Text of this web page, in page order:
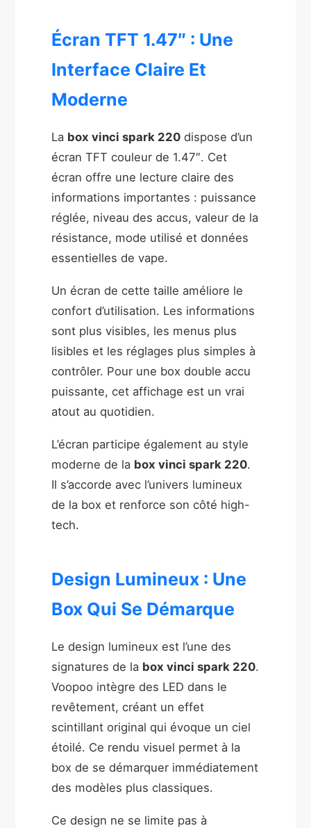
Écran TFT 1.47″ : Une
Interface Claire Et
Moderne
La box vinci spark 220 dispose d’un
écran TFT couleur de 1.47″. Cet
écran offre une lecture claire des
informations importantes : puissance
réglée, niveau des accus, valeur de la
résistance, mode utilisé et données
essentielles de vape.
Un écran de cette taille améliore le
confort d’utilisation. Les informations
sont plus visibles, les menus plus
lisibles et les réglages plus simples à
contrôler. Pour une box double accu
puissante, cet affichage est un vrai
atout au quotidien.
L’écran participe également au style
moderne de la box vinci spark 220.
Il s’accorde avec l’univers lumineux
de la box et renforce son côté high-
tech.
Design Lumineux : Une
Box Qui Se Démarque
Le design lumineux est l’une des
signatures de la box vinci spark 220.
Voopoo intègre des LED dans le
revêtement, créant un effet
scintillant original qui évoque un ciel
étoilé. Ce rendu visuel permet à la
box de se démarquer immédiatement
des modèles plus classiques.
Ce design ne se limite pas à